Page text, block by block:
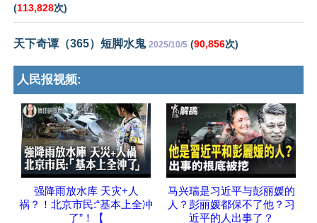
(113,828次)
天下奇谭（365）短脚水鬼 2025/10/5 (90,856次)
人民报视频:
强降雨放水库 天灾+人
祸？！北京市民:“基本上全冲
了”！【
马兴瑞是习近平与彭丽媛的
人？彭丽媛都保不了他？习
近平的人出事了？